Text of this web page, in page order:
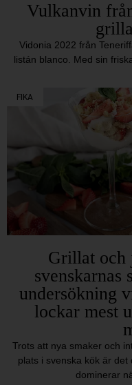
Vulkanvin
Vidonia 2022 från
listán blanco. Med sin
FIKA
Grillat och
undersökning
lockar mest
Trots att nya smaker och
plats i svenska kök är
dominerar